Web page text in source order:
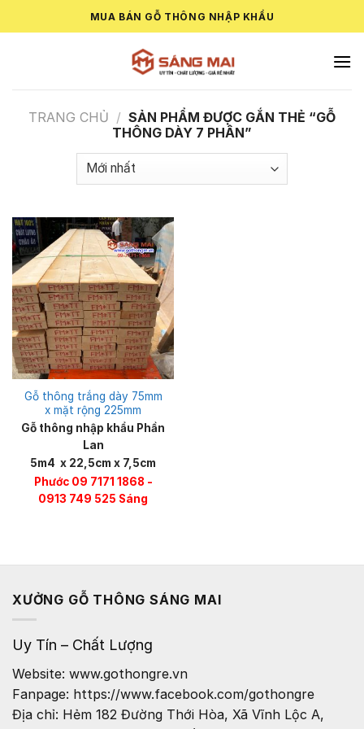
to
MUA BÁN GỖ THÔNG NHẬP KHẨU
TRANG CHỦ / SẢN PHẨM ĐƯỢC GẮN THẺ “GỖ
THÔNG DÀY 7 PHÂN”
Gỗ thông trắng dày 75mm
x mặt rộng 225mm
Gỗ thông nhập khẩu Phần
Lan
5m4 x 22,5cm x 7,5cm
Phước 09 7171 1868 -
0913 749 525 Sáng
XƯỞNG GỖ THÔNG SÁNG MAI
Uy Tín – Chất Lượng
Website: www.gothongre.vn
Fanpage: https://www.facebook.com/gothongre
Địa chỉ: Hẻm 182 Đường Thới Hòa, Xã Vĩnh Lộc A,